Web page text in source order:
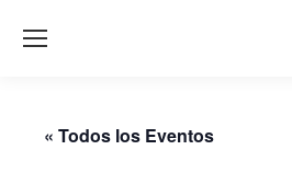
« Todos los Eventos